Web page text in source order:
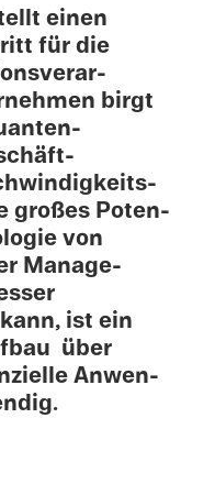
einen
für die
birgt
großes Poten­
von
Manage­
ist ein
über
Anwen­